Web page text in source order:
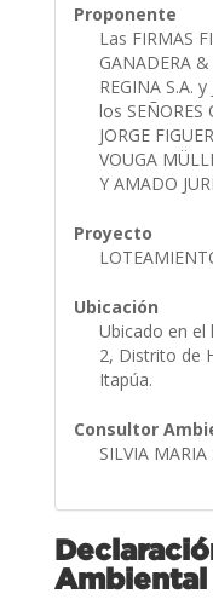
Proponente
Las FIRMAS
GANADERA
REGINA S.A.
los SEÑORES
JORGE
VOUGA
Y AMADO
Proyecto
Ubicación
Ubicado en el
2, Distrito de
Itapúa.
Consultor
SILVIA MARIA
Ambiental